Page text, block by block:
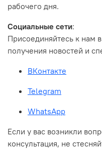
рабочего дня.
Социальные сети:
Присоединяйтесь к нам
получения новостей и
ВКонтакте
Telegram
WhatsApp
Если у вас возникли
консультация, не